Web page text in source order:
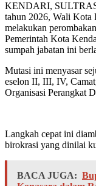
KENDARI,
tahun 2026, Wali
melakukan
Pemerintah Kota
sumpah jabatan ini
Mutasi ini menyasar
eselon II, III, IV,
Organisasi Perangkat
Langkah cepat ini
birokrasi yang dinilai
BACA JUGA: